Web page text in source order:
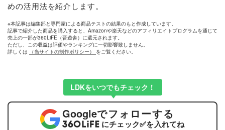
めの活用法を紹介します。
※本記事は編集部と専門家による商品テストの結果のもと作成しています。
記事で紹介した商品を購入すると、Amazonや楽天などのアフィリエイトプログラムを通じて
売上の一部が360LiFE（晋遊舎）に還元されます。
ただし、この収益は評価やランキングに一切影響致しません。
詳しくは
（当サイトの制作ポリシー） をご覧ください。
LDKをいつでもチェック！
Googleでフォローする
にチェック✅を入れてね